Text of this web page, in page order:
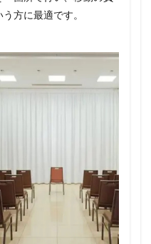
方に最適です。